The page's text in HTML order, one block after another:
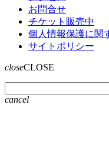
お問合せ
チケット販売中
個人情報保護に関
サイトポリシー
closeCLOSE
cancel